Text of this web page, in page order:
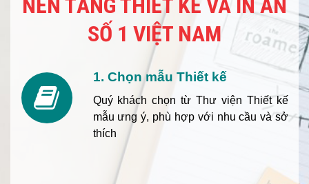
NỀN TẢNG THIẾT KẾ VÀ IN ẤN
SỐ 1 VIỆT NAM
1. Chọn mẫu Thiết kế
Quý khách chọn từ Thư viện Thiết kế
mẫu ưng ý, phù hợp với nhu cầu và sở
thích